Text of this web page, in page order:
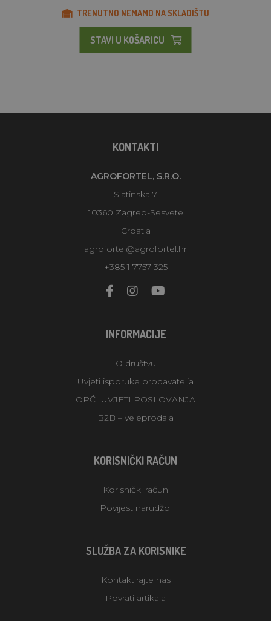
TRENUTNO NEMAMO NA SKLADIŠTU
STAVI U KOŠARICU
KONTAKTI
AGROFORTEL, S.R.O.
Slatinska 7
10360 Zagreb-Sesvete
Croatia
agrofortel@agrofortel.hr
+385 1 7757 325
INFORMACIJE
O društvu
Uvjeti isporuke prodavatelja
OPĆI UVJETI POSLOVANJA
B2B – veleprodaja
KORISNIČKI RAČUN
Korisnički račun
Povijest narudžbi
SLUŽBA ZA KORISNIKE
Kontaktirajte nas
Povrati artikala